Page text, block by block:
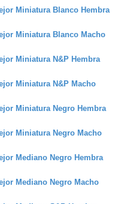
Miniatura Blanco Hembra
Miniatura Blanco Macho
Miniatura N&P Hembra
Miniatura N&P Macho
Miniatura Negro Hembra
Miniatura Negro Macho
Mediano Negro Hembra
Mediano Negro Macho